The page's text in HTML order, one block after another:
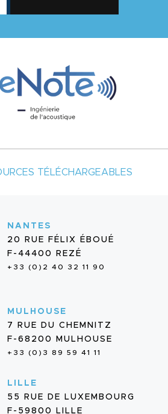
TÉLÉCHARGEABLES
NANTES
20 RUE FÉLIX ÉBOUÉ
F-44400 REZÉ
+33 (0)2 40 32 11 90
MULHOUSE
7 RUE DU CHEMNITZ
F-68200 MULHOUSE
+33 (0)3 89 59 41 11
LILLE
55 RUE DE LUXEMBOURG
F-59800 LILLE